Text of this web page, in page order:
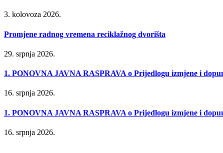
3. kolovoza 2026.
Promjene radnog vremena reciklažnog dvorišta
29. srpnja 2026.
1. PONOVNA JAVNA RASPRAVA o Prijedlogu izmjene i
16. srpnja 2026.
1. PONOVNA JAVNA RASPRAVA o Prijedlogu izmjene i
16. srpnja 2026.